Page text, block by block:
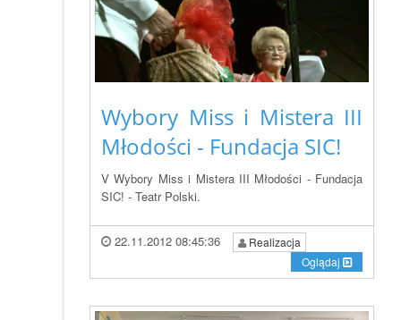
Wybory Miss i Mistera III
Młodości - Fundacja SIC!
V Wybory Miss i Mistera III Młodości - Fundacja
SIC! - Teatr Polski.
22.11.2012 08:45:36
Realizacja
Oglądaj